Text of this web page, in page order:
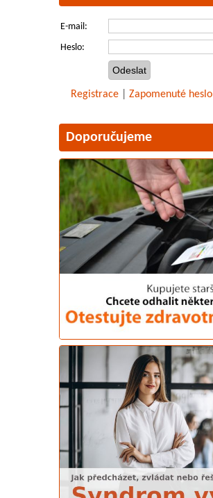
E-mail:
Heslo:
Registrace Zapomenuté heslo
Doporučujeme